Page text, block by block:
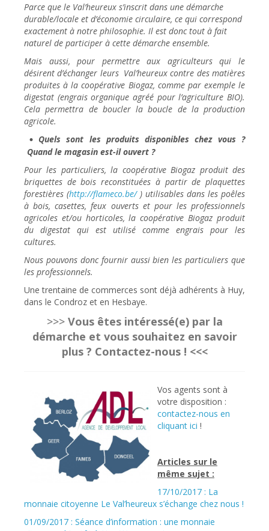
Parce que le Val’heureux s’inscrit dans une démarche
durable/locale et d’économie circulaire, ce qui correspond
exactement à notre philosophie. Il est donc tout à fait
naturel de participer à cette démarche ensemble.
Mais aussi, pour permettre aux agriculteurs qui le
désirent d’échanger leurs Val’heureux contre des matières
produites à la coopérative Biogaz, comme par exemple le
digestat (engrais organique agréé pour l’agriculture BIO).
Cela permettra de boucler la boucle de la production
agricole.
Quels sont les produits disponibles chez vous ?
Quand le magasin est-il ouvert ?
Pour les particuliers, la coopérative Biogaz produit des
briquettes de bois reconstituées à partir de plaquettes
forestières (http://flameco.be/) utilisables dans les poêles
à bois, casettes, feux ouverts et pour les professionnels
agricoles et/ou horticoles, la coopérative Biogaz produit
du digestat qui est utilisé comme engrais pour les
cultures.
Nous pouvons donc fournir aussi bien les particuliers que
les professionnels.
Une trentaine de commerces sont déjà adhérents à Huy,
dans le Condroz et en Hesbaye.
>>> Vous êtes intéressé(e) par la
démarche et vous souhaitez en savoir
plus ? Contactez-nous ! <<<
Vos agents sont à
votre disposition :
contactez-nous en
cliquant ici !
Articles sur le
même sujet :
17/10/2017 : La
monnaie citoyenne Le Val’heureux s’échange chez nous !
01/09/2017 : Séance d’information : une monnaie